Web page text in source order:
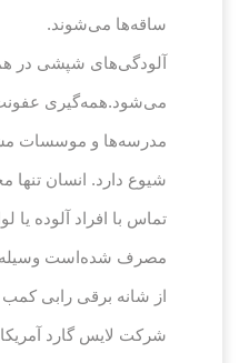
ساقه‌ها می‌شوند.
آلودگی‌های شپشی در
می‌شود.همه‌گیری
مدرسه‌ها و موسسات
شیوع دارد. انسان
تماس با افراد آلوده یا
مصرف شده‌است وسیله
شرکت لایس گارد